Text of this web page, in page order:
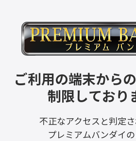
ご利用の端末から
制限しており
不正なアクセスと判定さ
プレミアムバンダイ